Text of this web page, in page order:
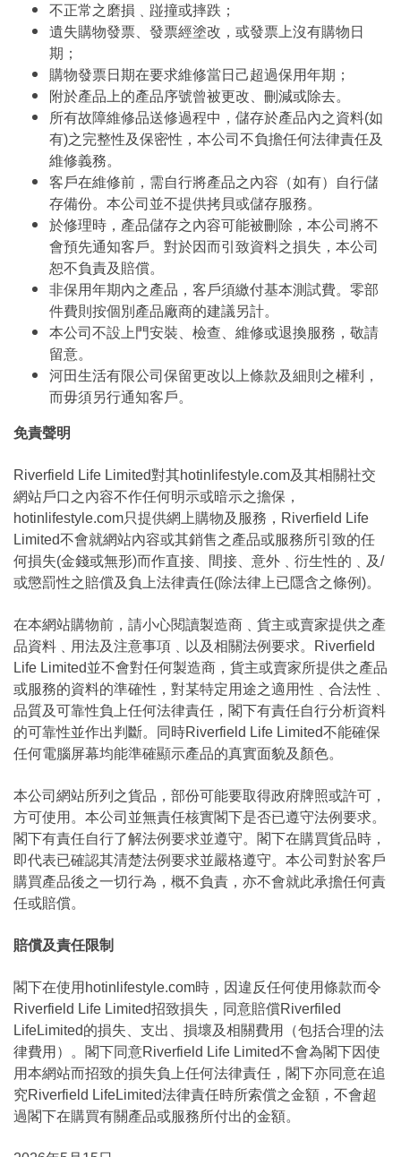
不正常之磨損﹑踫撞或摔跌；
遺失購物發票、發票經塗改，或發票上沒有購物日
期；
購物發票日期在要求維修當日己超過保用年期；
附於產品上的產品序號曾被更改、刪減或除去。
所有故障維修品送修過程中，儲存於產品內之資料(如
有)之完整性及保密性，本公司不負擔任何法律責任及
維修義務。
客戶在維修前，需自行將產品之內容（如有）自行儲
存備份。本公司並不提供拷貝或儲存服務。
於修理時，產品儲存之內容可能被刪除，本公司將不
會預先通知客戶。對於因而引致資料之損失，本公司
恕不負責及賠償。
非保用年期內之產品，客戶須繳付基本測試費。零部
件費則按個別產品廠商的建議另計。
本公司不設上門安裝、檢查、維修或退換服務，敬請
留意。
河田生活有限公司保留更改以上條款及細則之權利，
而毋須另行通知客戶。
免責聲明
Riverfield Life Limited對其hotinlifestyle.com及其相關社交
網站戶口之內容不作任何明示或暗示之擔保，
hotinlifestyle.com只提供網上購物及服務，Riverfield Life
Limited不會就網站內容或其銷售之產品或服務所引致的任
何損失(金錢或無形)而作直接、間接、意外﹑衍生性的﹑及/
或懲罰性之賠償及負上法律責任(除法律上已隱含之條例)。
在本網站購物前，請小心閱讀製造商﹑貨主或賣家提供之產
品資料﹑用法及注意事項﹑以及相關法例要求。Riverfield
Life Limited並不會對任何製造商，貨主或賣家所提供之產品
或服務的資料的準確性，對某特定用途之適用性﹑合法性﹑
品質及可靠性負上任何法律責任，閣下有責任自行分析資料
的可靠性並作出判斷。同時Riverfield Life Limited不能確保
任何電腦屏幕均能準確顯示產品的真實面貌及顏色。
本公司網站所列之貨品，部份可能要取得政府牌照或許可，
方可使用。本公司並無責任核實閣下是否已遵守法例要求。
閣下有責任自行了解法例要求並遵守。閣下在購買貨品時，
即代表已確認其清楚法例要求並嚴格遵守。本公司對於客戶
購買產品後之一切行為，概不負責，亦不會就此承擔任何責
任或賠償。
賠償及責任限制
閣下在使用hotinlifestyle.com時，因違反任何使用條款而令
Riverfield Life Limited招致損失，同意賠償Riverfiled
LifeLimited的損失、支出、損壞及相關費用（包括合理的法
律費用）。閣下同意Riverfield Life Limited不會為閣下因使
用本網站而招致的損失負上任何法律責任，閣下亦同意在追
究Riverfield LifeLimited法律責任時所索償之金額，不會超
過閣下在購買有關產品或服務所付出的金額。